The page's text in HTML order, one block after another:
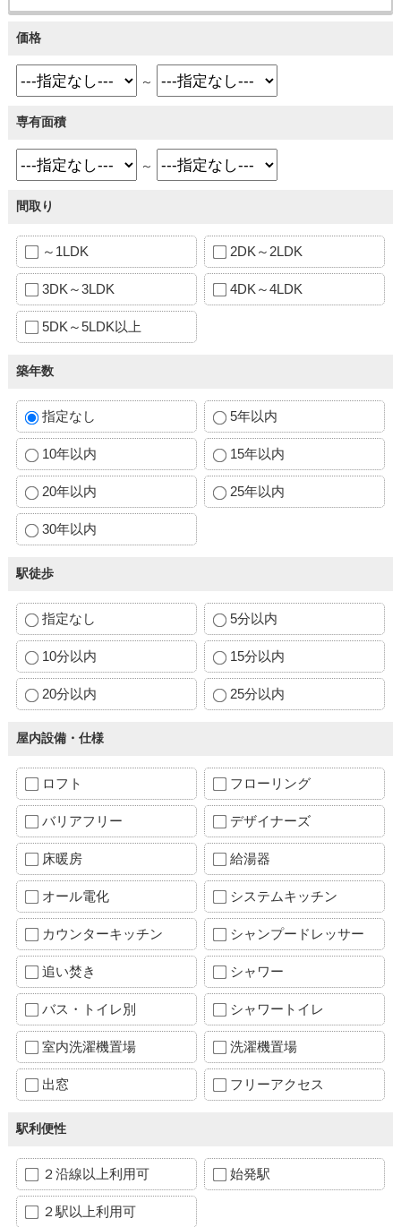
価格
～
専有面積
～
間取り
～1LDK 2DK～2LDK
3DK～3LDK 4DK～4LDK
5DK～5LDK以上
築年数
指定なし 5年以内
10年以内 15年以内
20年以内 25年以内
30年以内
駅徒歩
指定なし 5分以内
10分以内 15分以内
20分以内 25分以内
屋内設備・仕様
ロフト フローリング
バリアフリー デザイナーズ
床暖房 給湯器
オール電化 システムキッチン
カウンターキッチン シャンプードレッサー
追い焚き シャワー
バス・トイレ別 シャワートイレ
室内洗濯機置場 洗濯機置場
出窓 フリーアクセス
駅利便性
２沿線以上利用可 始発駅
２駅以上利用可